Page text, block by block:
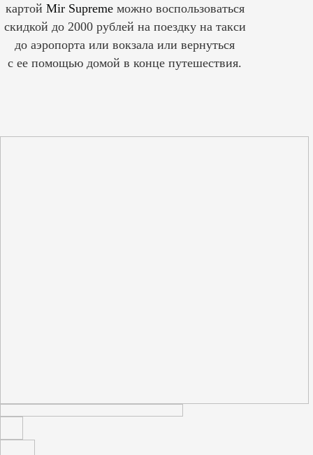
картой Mir Supreme можно воспользоваться
скидкой до 2000 рублей на поездку на такси
до аэропорта или вокзала или вернуться
с ее помощью домой в конце путешествия.